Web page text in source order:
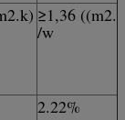
≥1,36
/w
2.22%